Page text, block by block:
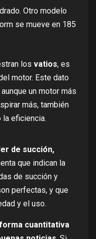
Otro modelo
se mueve en 185
los vatios, es
motor. Este dato
un motor más
más, también
eficiencia.
de succión,
que indican la
de succión y
perfectas, y que
y el uso.
cuantitativa